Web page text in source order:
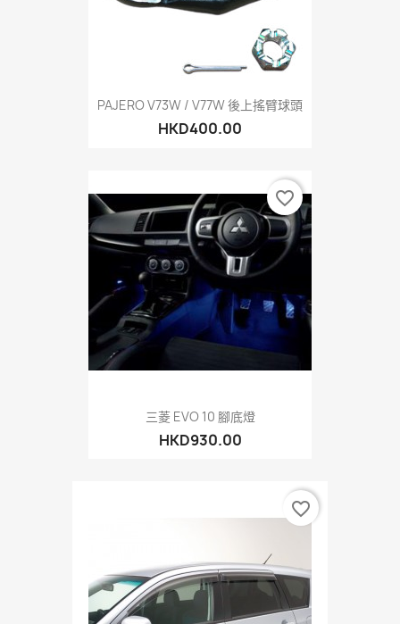
PAJERO V73W / V77W 後上搖臂球頭
HKD400.00
三菱 EVO 10 腳底燈
HKD930.00
favorite_border
favorite_border